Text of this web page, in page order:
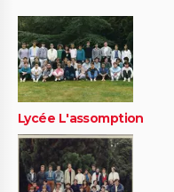
Lycée L'assomption